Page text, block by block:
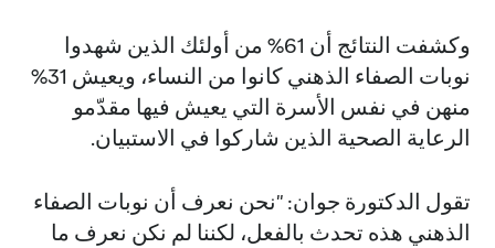
وكشفت النتائج أن 61% من أولئك الذين شهدوا
نوبات الصفاء الذهني كانوا من النساء، ويعيش 31%
منهن في نفس الأسرة التي يعيش فيها مقدّمو
الرعاية الصحية الذين شاركوا في الاستبيان.
تقول الدكتورة جوان: "نحن نعرف أن نوبات الصفاء
الذهني هذه تحدث بالفعل، لكننا لم نكن نعرف ما